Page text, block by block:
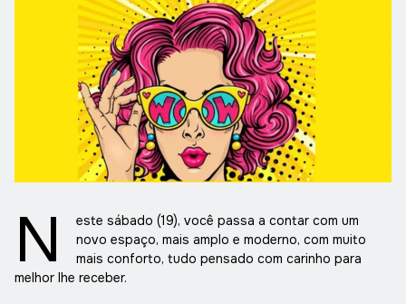
N
este sábado (19), você passa a contar com um
novo espaço, mais amplo e moderno, com muito
mais conforto, tudo pensado com carinho para
melhor lhe receber.